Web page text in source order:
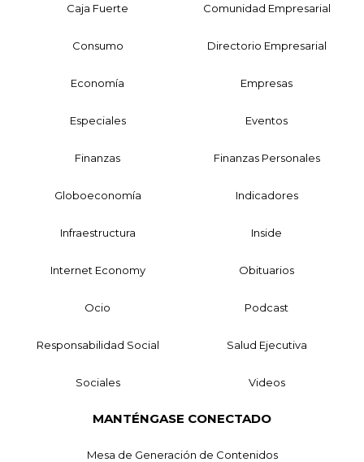
Caja Fuerte Comunidad Empresarial
Consumo Directorio Empresarial
Economía Empresas
Especiales Eventos
Finanzas Finanzas Personales
Globoeconomía Indicadores
Infraestructura Inside
Internet Economy Obituarios
Ocio Podcast
Responsabilidad Social Salud Ejecutiva
Sociales Videos
MANTÉNGASE CONECTADO
Mesa de Generación de Contenidos